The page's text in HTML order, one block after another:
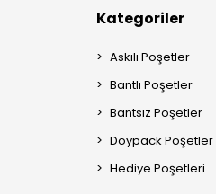
Kategoriler
Askılı Poşetler
Bantlı Poşetler
Bantsız Poşetler
Doypack Poşetler
Hediye Poşetleri